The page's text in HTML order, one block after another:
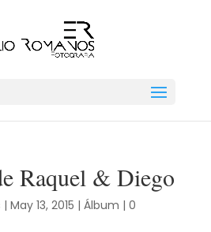
Raquel & Diego
| May 13, 2015 | Álbum | 0